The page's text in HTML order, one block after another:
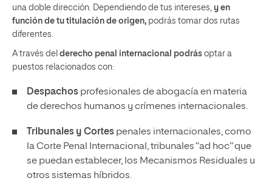
una doble dirección. Dependiendo de tus intereses, y en
función de tu titulación de origen, podrás tomar dos rutas
diferentes.
A través del derecho penal internacional podrás optar a
puestos relacionados con:
Despachos profesionales de abogacía en materia
de derechos humanos y crímenes internacionales.
Tribunales y Cortes penales internacionales, como
la Corte Penal Internacional, tribunales “ad hoc” que
se puedan establecer, los Mecanismos Residuales u
otros sistemas híbridos.